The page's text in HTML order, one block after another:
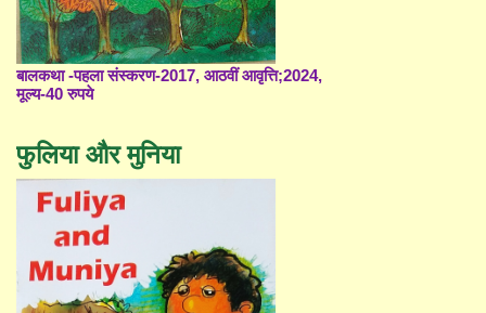
बालकथा -पहला संस्करण-2017, आठवीं आवृत्ति;2024,
मूल्य-40 रुपये
फुलिया और मुनिया